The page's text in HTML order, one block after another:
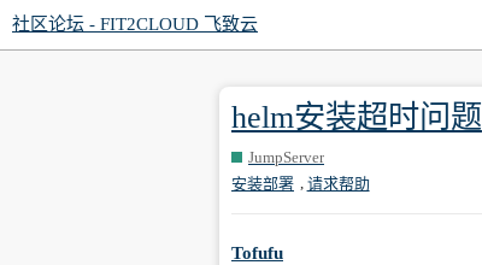
社区论坛 - FIT2CLOUD 飞致云
helm安装超时问题
JumpServer
安装部署
请求帮助
Tofufu